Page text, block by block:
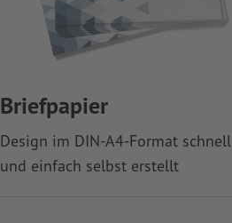
Briefpapier
Design im DIN-A4-Format schnell
und einfach selbst erstellt